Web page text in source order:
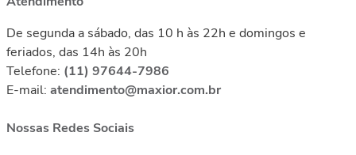
De segunda a sábado, das 10 h às 22h e domingos e
feriados, das 14h às 20h
Telefone: (11) 97644-7986
E-mail: atendimento@maxior.com.br
Nossas Redes Sociais